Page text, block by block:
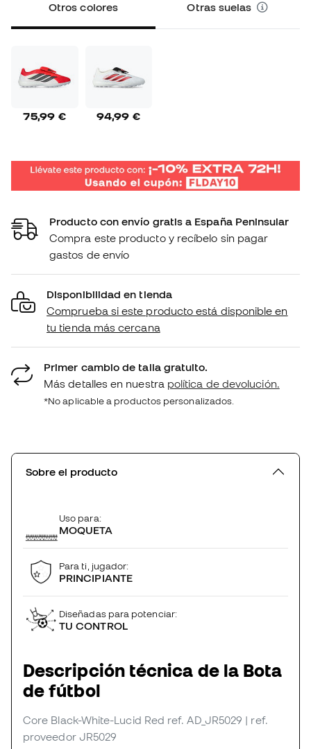
Otros colores Otras suelas
75,99 € 94,99 €
Producto con envío gratis a España Peninsular
Compra este producto y recíbelo sin pagar
gastos de envío
Disponibilidad en tienda
Comprueba si este producto está disponible en
tu tienda más cercana
Primer cambio de talla gratuito.
Más detalles en nuestra política de devolución.
*No aplicable a productos personalizados.
Sobre el producto
Uso para:
MOQUETA
Para ti, jugador:
PRINCIPIANTE
Diseñadas para potenciar:
TU CONTROL
Descripción técnica de la Bota
de fútbol
Core Black-White-Lucid Red ref. AD_JR5029 | ref.
proveedor JR5029